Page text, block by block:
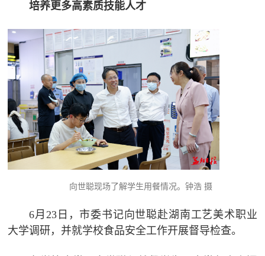
培养更多高素质技能人才
向世聪现场了解学生用餐情况。钟浩 摄
6月23日，市委书记向世聪赴湖南工艺美术职业
大学调研，并就学校食品安全工作开展督导检查。